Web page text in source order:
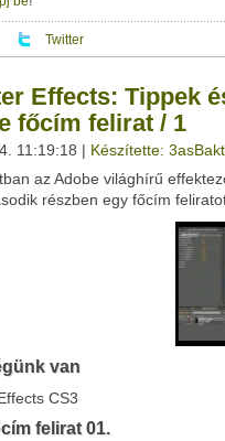
Twitter
használhatod a saját
címe:
még nem tartozik egy klubhoz
nézz szét meglévő klubjaink
Effects: Tippek
főcím felirat / 1
11:19:18 | Készítette:
az Adobe világhírű
részben egy főcím
van
CS3
felirat 01.